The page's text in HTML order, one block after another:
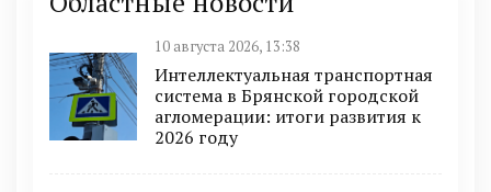
10 августа 2026, 13:38
Интеллектуальная транспортная
система в Брянской городской
агломерации: итоги развития к
2026 году